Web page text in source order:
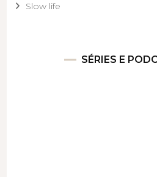
Slow life
SÉRIES E